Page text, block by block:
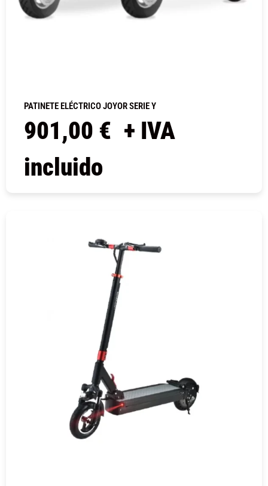
PATINETE ELÉCTRICO JOYOR SERIE Y
901,00 € + IVA
incluido